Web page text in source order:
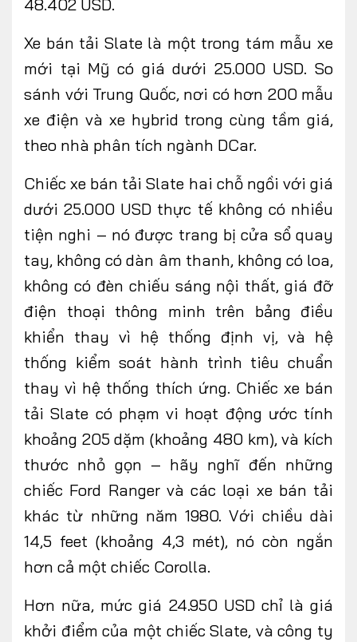
48.402 USD.
Xe bán tải Slate là một trong tám mẫu xe
mới tại Mỹ có giá dưới 25.000 USD. So
sánh với Trung Quốc, nơi có hơn 200 mẫu
xe điện và xe hybrid trong cùng tầm giá,
theo nhà phân tích ngành DCar.
Chiếc xe bán tải Slate hai chỗ ngồi với giá
dưới 25.000 USD thực tế không có nhiều
tiện nghi – nó được trang bị cửa sổ quay
tay, không có dàn âm thanh, không có loa,
không có đèn chiếu sáng nội thất, giá đỡ
điện thoại thông minh trên bảng điều
khiển thay vì hệ thống định vị, và hệ
thống kiểm soát hành trình tiêu chuẩn
thay vì hệ thống thích ứng. Chiếc xe bán
tải Slate có phạm vi hoạt động ước tính
khoảng 205 dặm (khoảng 480 km), và kích
thước nhỏ gọn – hãy nghĩ đến những
chiếc Ford Ranger và các loại xe bán tải
khác từ những năm 1980. Với chiều dài
14,5 feet (khoảng 4,3 mét), nó còn ngắn
hơn cả một chiếc Corolla.
Hơn nữa, mức giá 24.950 USD chỉ là giá
khởi điểm của một chiếc Slate, và công ty